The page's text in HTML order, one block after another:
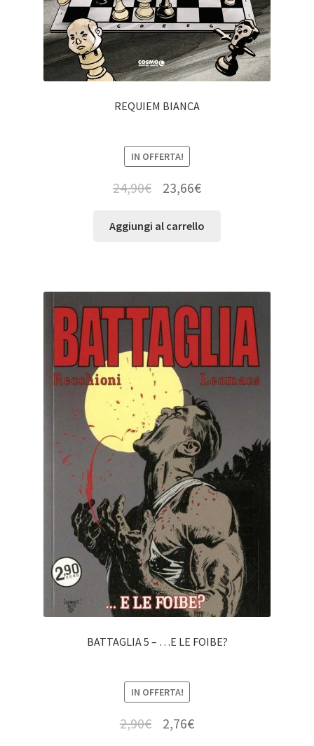
REQUIEM BIANCA
IN OFFERTA!
24,90€ 23,66€
Aggiungi al carrello
BATTAGLIA 5 – …E LE FOIBE?
IN OFFERTA!
2,90€ 2,76€